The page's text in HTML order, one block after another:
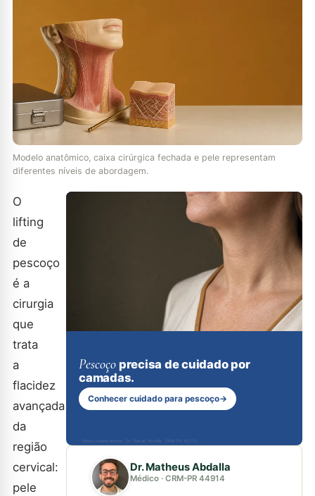
Modelo anatômico, caixa cirúrgica fechada e pele representam
diferentes níveis de abordagem.
O
lifting
de
pescoço
é a
cirurgia
que
trata
a
flacidez
avançada
da
região
cervical:
pele
Pescoço precisa de cuidado por
camadas.
Conhecer cuidado para pescoço→
* Responsável técnico: Dr. Renan Abdalla, CRM-PR 42232
Dr. Matheus Abdalla
Médico · CRM-PR 44914